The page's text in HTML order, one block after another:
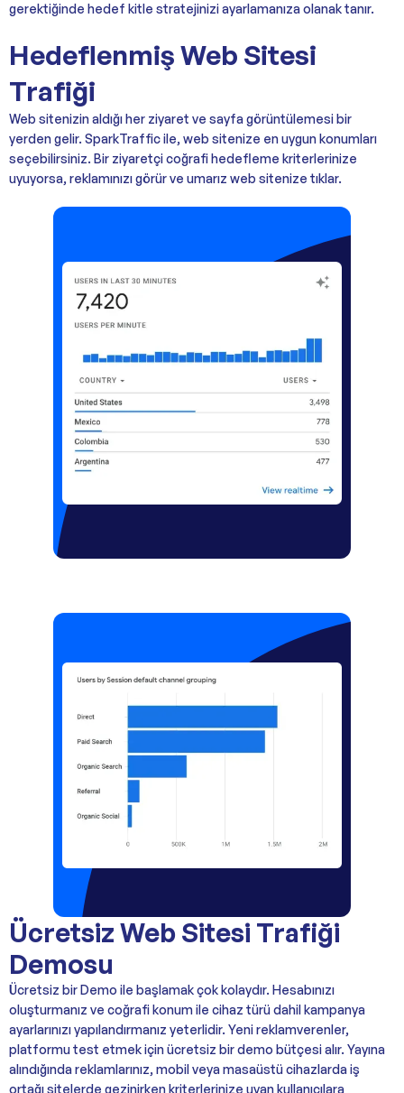
gerektiğinde hedef kitle stratejinizi ayarlamanıza olanak tanır.
Hedeflenmiş Web Sitesi
Trafiği
Web sitenizin aldığı her ziyaret ve sayfa görüntülemesi bir
yerden gelir. SparkTraffic ile, web sitenize en uygun konumları
seçebilirsiniz. Bir ziyaretçi coğrafi hedefleme kriterlerinize
uyuyorsa, reklamınızı görür ve umarız web sitenize tıklar.
Ücretsiz Web Sitesi Trafiği
Demosu
Ücretsiz bir Demo ile başlamak çok kolaydır. Hesabınızı
oluşturmanız ve coğrafi konum ile cihaz türü dahil kampanya
ayarlarınızı yapılandırmanız yeterlidir. Yeni reklamverenler,
platformu test etmek için ücretsiz bir demo bütçesi alır. Yayına
alındığında reklamlarınız, mobil veya masaüstü cihazlarda iş
ortağı sitelerde gezinirken kriterlerinize uyan kullanıcılara